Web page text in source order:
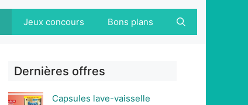
Jeux concours Bons plans
Dernières offres
Capsules lave-vaisselle